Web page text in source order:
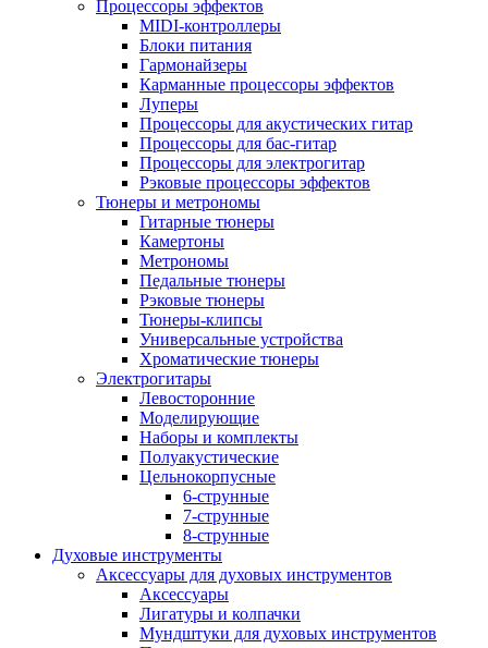
Процессоры эффектов
MIDI-контроллеры
Блоки питания
Гармонайзеры
Карманные процессоры эффектов
Луперы
Процессоры для акустических гитар
Процессоры для бас-гитар
Процессоры для электрогитар
Рэковые процессоры эффектов
Тюнеры и метрономы
Гитарные тюнеры
Камертоны
Метрономы
Педальные тюнеры
Рэковые тюнеры
Тюнеры-клипсы
Универсальные устройства
Хроматические тюнеры
Электрогитары
Левосторонние
Моделирующие
Наборы и комплекты
Полуакустические
Цельнокорпусные
6-струнные
7-струнные
8-струнные
Духовые инструменты
Аксессуары для духовых инструментов
Аксессуары
Лигатуры и колпачки
Мундштуки для духовых инструментов